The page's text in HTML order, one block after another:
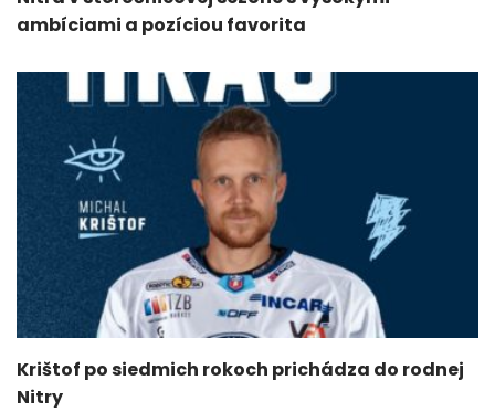
ambíciami a pozíciou favorita
Krištof po siedmich rokoch prichádza do rodnej
Nitry